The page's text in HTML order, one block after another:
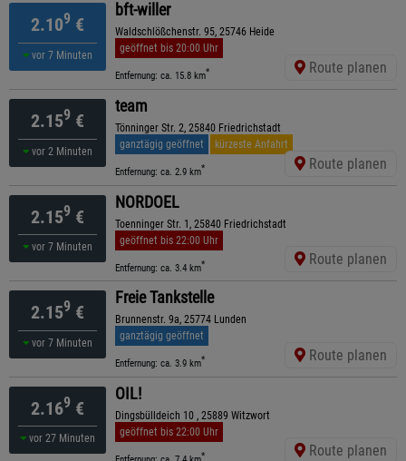
2.109 €
vor 7 Minuten
bft-willer
Waldschlößchenstr. 95, 25746 Heide
geöffnet bis 20:00 Uhr
Entfernung: ca. 15.8 km* Route planen
2.159 €
vor 2 Minuten
team
Tönninger Str. 2, 25840 Friedrichstadt
ganztägig geöffnet
kürzeste Anfahrt
Entfernung: ca. 2.9 km* Route planen
2.159 €
vor 7 Minuten
NORDOEL
Toenninger Str. 1, 25840 Friedrichstadt
geöffnet bis 22:00 Uhr
Entfernung: ca. 3.4 km* Route planen
2.159 €
vor 7 Minuten
Freie Tankstelle
Brunnenstr. 9a, 25774 Lunden
ganztägig geöffnet
Entfernung: ca. 3.9 km* Route planen
2.169 €
vor 27 Minuten
OIL!
Dingsbülldeich 10 , 25889 Witzwort
geöffnet bis 22:00 Uhr
* Route planen